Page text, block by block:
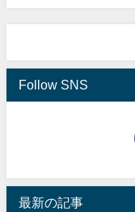
Follow SNS
最新の記事